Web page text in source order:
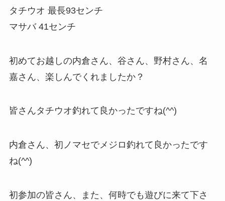
タチウオ 最長93センチ
マサバ 41センチ
初めてお越しの内倉さん、谷さん、野村さん、名
嘉さん、楽しんでくれましたか？
皆さんタチウオ釣れて良かったですね(^^)
内倉さん、初ノマセでメジロ釣れて良かったです
ね(^^)
初参加の皆さん、また、何時でも遊びに来て下さ